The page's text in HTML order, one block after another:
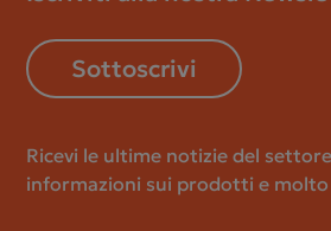
Sottoscrivi
Ricevi le ultime notizie del
informazioni sui prodotti e